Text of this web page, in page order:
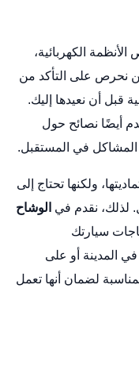
الكهربائية،
نحرص على التأكد من
قبل أن نعيدها إليك.
أيضًا نصائح حول
المشاكل في المستقبل.
ولكنها تحتاج إلى
لذلك، نقدم في الوشاح
سيارتك
المدينة أو على
لضمان أنها تعمل